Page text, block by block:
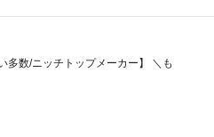
多数/ニッチトップメーカー】 ＼も